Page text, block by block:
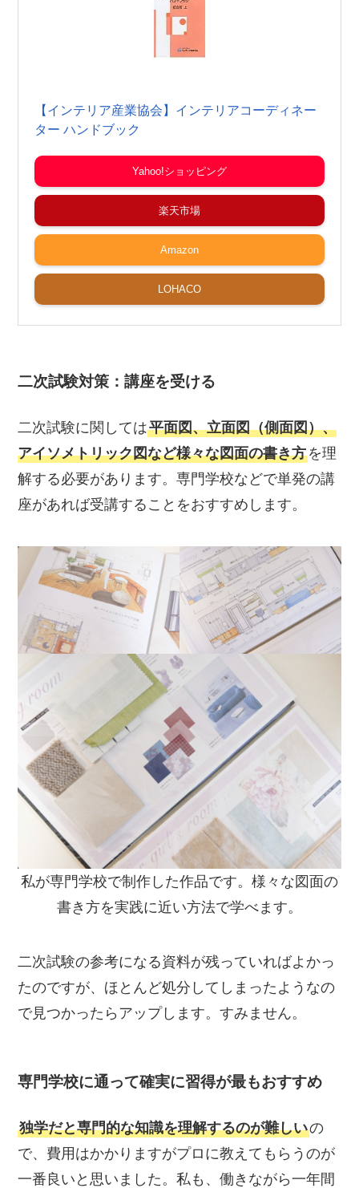
【インテリア産業協会】インテリアコーディネー
ター ハンドブック
Yahoo!ショッピング
楽天市場
Amazon
LOHACO
二次試験対策：講座を受ける
二次試験に関しては平面図、立面図（側面図）、
アイソメトリック図など様々な図面の書き方を理
解する必要があります。専門学校などで単発の講
座があれば受講することをおすすめします。
私が専門学校で制作した作品です。様々な図面の
書き方を実践に近い方法で学べます。
二次試験の参考になる資料が残っていればよかっ
たのですが、ほとんど処分してしまったようなの
で見つかったらアップします。すみません。
専門学校に通って確実に習得が最もおすすめ
独学だと専門的な知識を理解するのが難しいの
で、費用はかかりますがプロに教えてもらうのが
一番良いと思いました。私も、働きながら一年間